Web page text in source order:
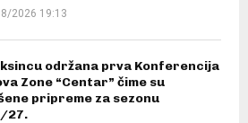
2026 19:13
održana prva Konferencija
Zone “Centar” čime su
pripreme za sezonu
27.